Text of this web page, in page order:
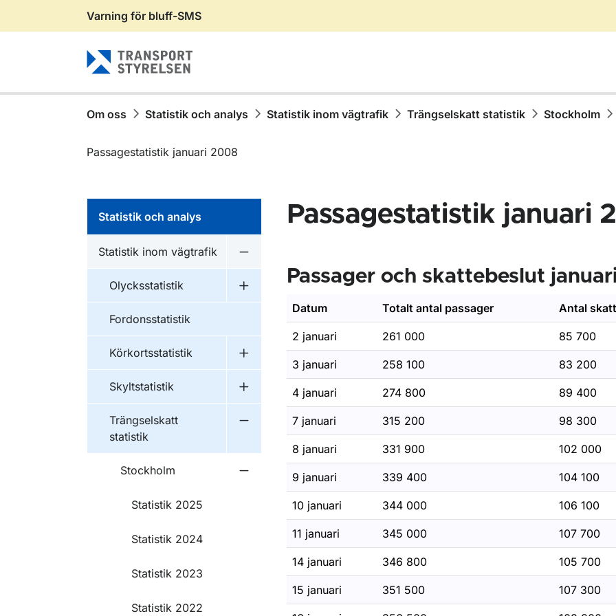
Gå till sidans innehåll
Varning för bluff-SMS
Om oss Statistik och analys Statistik inom vägtrafik Trängselskatt statistik Stockholm
Passagestatistik januari 2008
Statistik och analys
Statistik inom vägtrafik
Olycksstatistik
Undermeny för Olycksstatistik
Fordonsstatistik
Körkortsstatistik
Undermeny för Körkortsstatistik
Skyltstatistik
Undermeny för Skyltstatistik
Trängselskatt
statistik
Undermeny för Trängselskatt statistik
Stockholm
Undermeny för Stockholm
Statistik 2025
Statistik 2024
Statistik 2023
Statistik 2022
Passagestatistik januari
Passager och skattebeslut
Datum Totalt antal passager Antal
2 januari 261 000 85 700
3 januari 258 100 83 200
4 januari 274 800 89 400
7 januari 315 200 98 300
8 januari 331 900 102 000
9 januari 339 400 104 100
10 januari 344 000 106 100
11 januari 345 000 107 700
14 januari 346 800 105 700
15 januari 351 500 107 300